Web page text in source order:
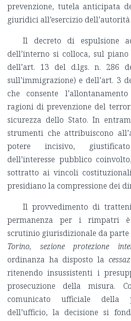
prevenzione, tutela anticipata
giuridici all’esercizio
Il decreto di espulsione
dell’interno si colloca, sul
dell’art. 13 del d.lgs. n. 286
sull’immigrazione) e dell’art. 3
che consente
ragioni di prevenzione del
sicurezza dello Stato. In
strumenti che attribuiscono
potere incisivo,
dell’interesse pubblico
sottratto ai vincoli
presidiano la compressione dei
Il provvedimento di
permanenza per i rimpatri
scrutinio giurisdizionale da parte
Torino, sezione protezione
ordinanza ha disposto la
ritenendo insussistenti i
prosecuzione della misura.
comunicato ufficiale della
dell’ufficio, la decisione si